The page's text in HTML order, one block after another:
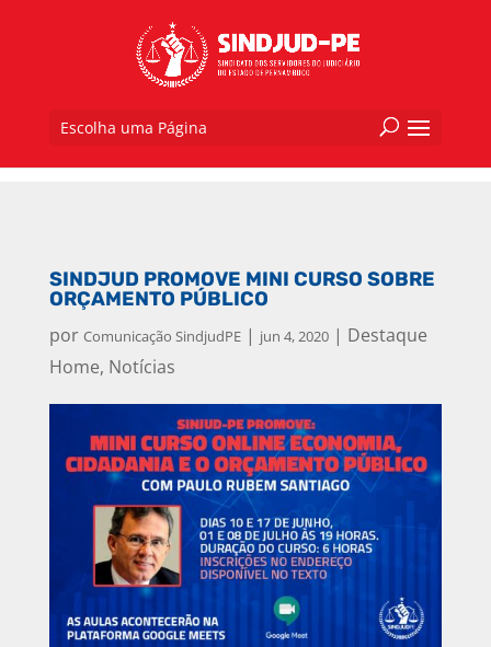
Escolha uma Página
SINDJUD PROMOVE MINI CURSO SOBRE
ORÇAMENTO PÚBLICO
por Comunicação SindjudPE| jun 4, 2020| Destaque
Home, Notícias